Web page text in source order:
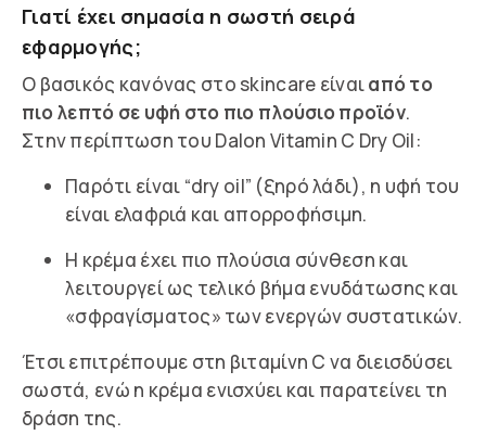
Γιατί έχει σημασία η σωστή σειρά
εφαρμογής;
Ο βασικός κανόνας στο skincare είναιαπό το
πιο λεπτό σε υφή στο πιο πλούσιο προϊόν.
Στην περίπτωση του Dalon Vitamin C Dry Oil:
Παρότι είναι “dry oil” (ξηρό λάδι), η υφή του
είναι ελαφριά και απορροφήσιμη.
Η κρέμα έχει πιο πλούσια σύνθεση και
λειτουργεί ως τελικό βήμα ενυδάτωσης και
«σφραγίσματος» των ενεργών συστατικών.
Έτσι επιτρέπουμε στη βιταμίνη C να διεισδύσει
σωστά, ενώ η κρέμα ενισχύει και παρατείνει τη
δράση της.